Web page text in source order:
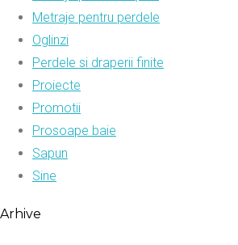
Metraje pentru perdele
Oglinzi
Perdele si draperii finite
Proiecte
Promotii
Prosoape baie
Sapun
Sine
Arhive